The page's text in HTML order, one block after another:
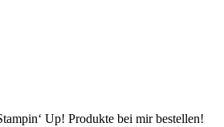
Up! Produkte bei mir bestellen!